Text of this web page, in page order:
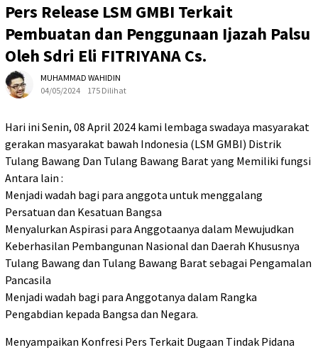
Pers Release LSM GMBI Terkait
Pembuatan dan Penggunaan Ijazah Palsu
Oleh Sdri Eli FITRIYANA Cs.
MUHAMMAD WAHIDIN
04/05/2024
175 Dilihat
Hari ini Senin, 08 April 2024 kami lembaga swadaya masyarakat
gerakan masyarakat bawah Indonesia (LSM GMBI) Distrik
Tulang Bawang Dan Tulang Bawang Barat yang Memiliki fungsi
Antara lain :
Menjadi wadah bagi para anggota untuk menggalang
Persatuan dan Kesatuan Bangsa
Menyalurkan Aspirasi para Anggotaanya dalam Mewujudkan
Keberhasilan Pembangunan Nasional dan Daerah Khususnya
Tulang Bawang dan Tulang Bawang Barat sebagai Pengamalan
Pancasila
Menjadi wadah bagi para Anggotanya dalam Rangka
Pengabdian kepada Bangsa dan Negara.
Menyampaikan Konfresi Pers Terkait Dugaan Tindak Pidana